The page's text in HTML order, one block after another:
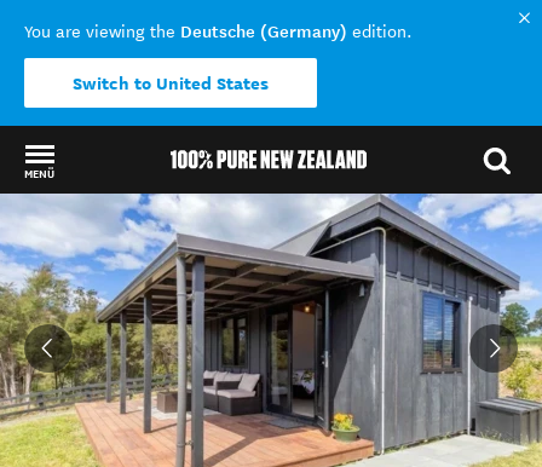
You are viewing the Deutsche (Germany) edition.
Switch to United States
MENÜ
Back to my results